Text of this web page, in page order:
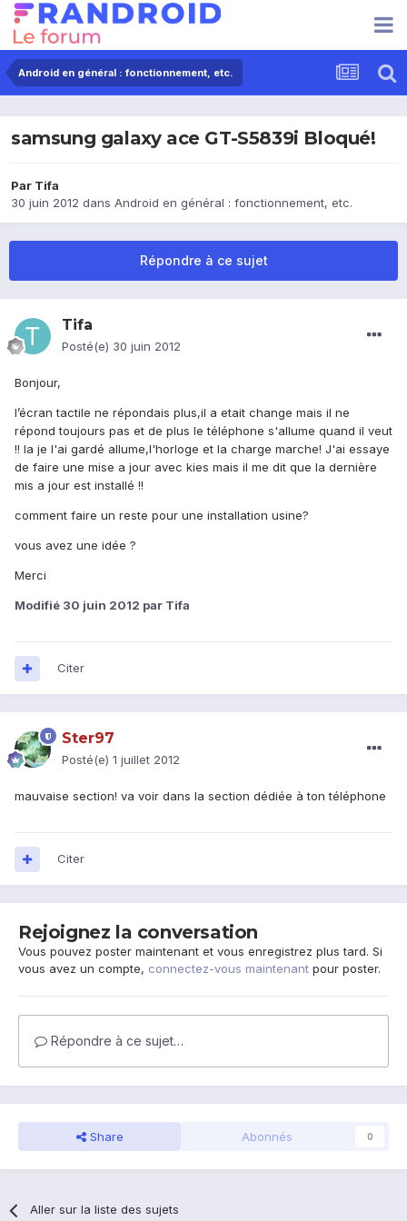
Android en général : fonctionnement, etc.
samsung galaxy ace GT-S5839i Bloqué!
Par Tifa
30 juin 2012 dans Android en général : fonctionnement, etc.
Répondre à ce sujet
Tifa
Posté(e) 30 juin 2012
Bonjour,
l’écran tactile ne répondais plus,il a etait change mais il ne
répond toujours pas et de plus le téléphone s'allume quand il veut
!! la je l'ai gardé allume,l'horloge et la charge marche! J'ai essaye
de faire une mise a jour avec kies mais il me dit que la dernière
mis a jour est installé !!
comment faire un reste pour une installation usine?
vous avez une idée ?
Merci
Modifié 30 juin 2012 par Tifa
Citer
Ster97
Posté(e) 1 juillet 2012
mauvaise section! va voir dans la section dédiée à ton téléphone
Citer
Rejoignez la conversation
Vous pouvez poster maintenant et vous enregistrez plus tard. Si
vous avez un compte, connectez-vous maintenant pour poster.
Répondre à ce sujet…
Share Abonnés 0
Aller sur la liste des sujets